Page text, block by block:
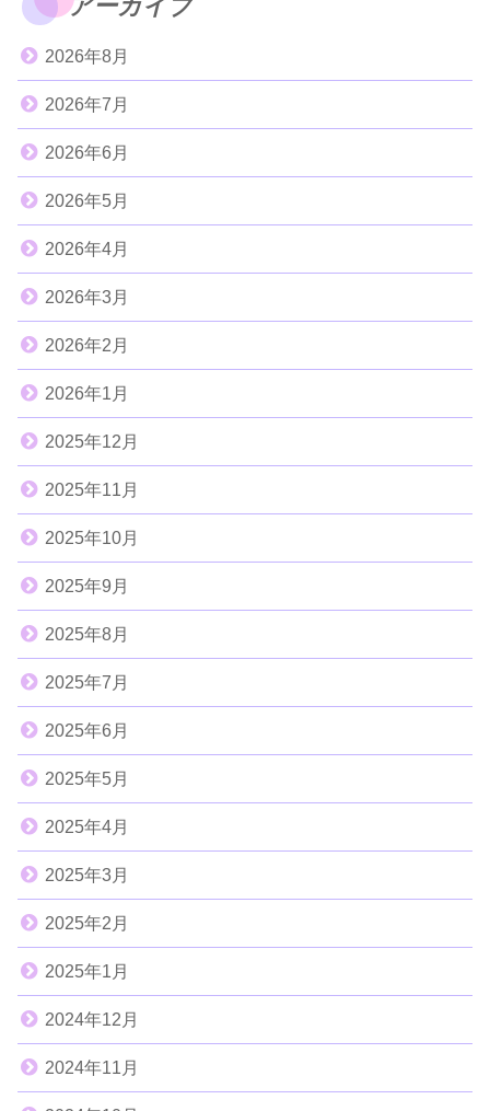
アーカイブ
2026年8月
2026年7月
2026年6月
2026年5月
2026年4月
2026年3月
2026年2月
2026年1月
2025年12月
2025年11月
2025年10月
2025年9月
2025年8月
2025年7月
2025年6月
2025年5月
2025年4月
2025年3月
2025年2月
2025年1月
2024年12月
2024年11月